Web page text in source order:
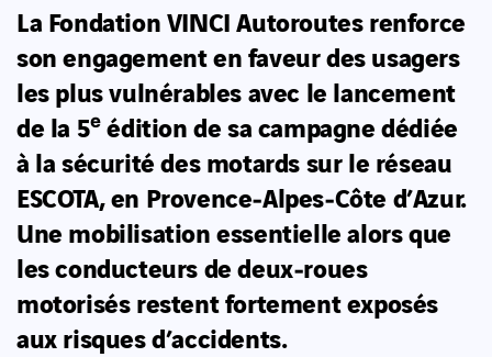
La Fondation VINCI Autoroutesrenforce
son engagement en faveur des usagers
les plus vulnérables avec le lancement
de la 5ᵉ édition de sa campagne dédiée
à la sécurité des motardssur le réseau
ESCOTA, en Provence‑Alpes‑Côte d’Azur.
Une mobilisation essentielle alors que
les conducteurs de deux‑roues
motorisés restent fortement exposés
aux risques d’accidents.